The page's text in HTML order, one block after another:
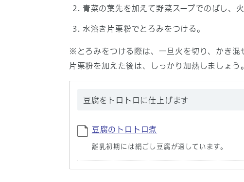
青菜の葉先を加えて野菜スープでのばし、火
水溶き片栗粉でとろみをつける。
※とろみをつける際は、一旦火を切り、かき混
片栗粉を加えた後は、しっかり加熱しましょう
豆腐をトロトロに仕上げます
豆腐のトロトロ煮
離乳初期には絹ごし豆腐が適しています。